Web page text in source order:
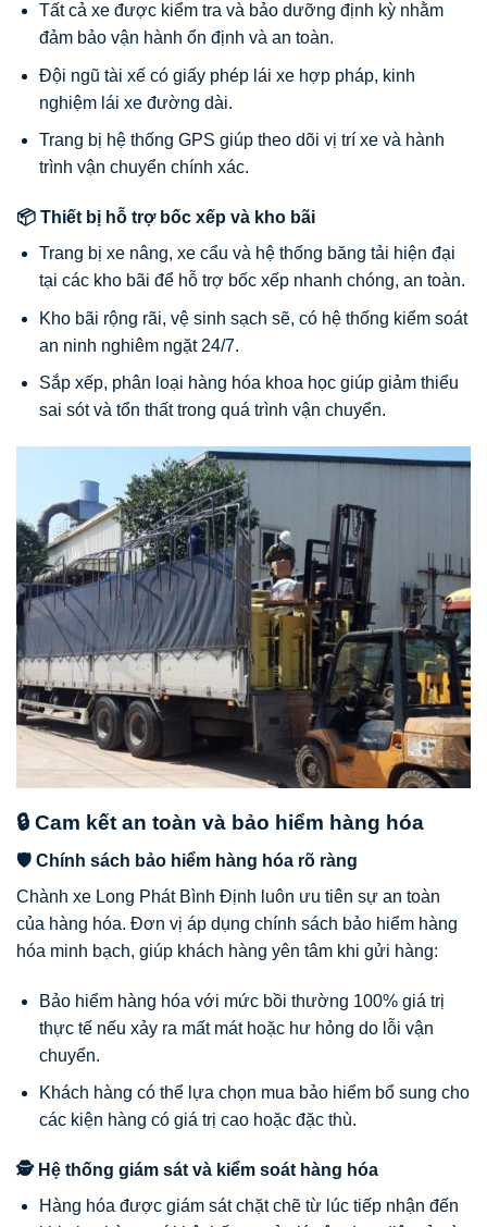
Tất cả xe được kiểm tra và bảo dưỡng định kỳ nhằm
đảm bảo vận hành ổn định và an toàn.
Đội ngũ tài xế có giấy phép lái xe hợp pháp, kinh
nghiệm lái xe đường dài.
Trang bị hệ thống GPS giúp theo dõi vị trí xe và hành
trình vận chuyển chính xác.
📦 Thiết bị hỗ trợ bốc xếp và kho bãi
Trang bị xe nâng, xe cẩu và hệ thống băng tải hiện đại
tại các kho bãi để hỗ trợ bốc xếp nhanh chóng, an toàn.
Kho bãi rộng rãi, vệ sinh sạch sẽ, có hệ thống kiểm soát
an ninh nghiêm ngặt 24/7.
Sắp xếp, phân loại hàng hóa khoa học giúp giảm thiểu
sai sót và tổn thất trong quá trình vận chuyển.
🔒 Cam kết an toàn và bảo hiểm hàng hóa
🛡️ Chính sách bảo hiểm hàng hóa rõ ràng
Chành xe Long Phát Bình Định luôn ưu tiên sự an toàn
của hàng hóa. Đơn vị áp dụng chính sách bảo hiểm hàng
hóa minh bạch, giúp khách hàng yên tâm khi gửi hàng:
Bảo hiểm hàng hóa với mức bồi thường 100% giá trị
thực tế nếu xảy ra mất mát hoặc hư hỏng do lỗi vận
chuyển.
Khách hàng có thể lựa chọn mua bảo hiểm bổ sung cho
các kiện hàng có giá trị cao hoặc đặc thù.
🕵️ Hệ thống giám sát và kiểm soát hàng hóa
Hàng hóa được giám sát chặt chẽ từ lúc tiếp nhận đến